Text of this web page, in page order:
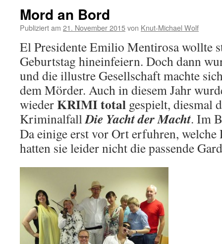
Mord an Bord
Publiziert am 21. November 2015von Knut-Michael Wolf
El Presidente Emilio Mentirosa wollte
Geburtstag hineinfeiern. Doch dann
und die illustre Gesellschaft machte
dem Mörder. Auch in diesem Jahr
wiederKRIMI total gespielt, diesmal
KriminalfallDie Yacht der Macht. Im
Da einige erst vor Ort erfuhren, welche
hatten sie leider nicht die passende